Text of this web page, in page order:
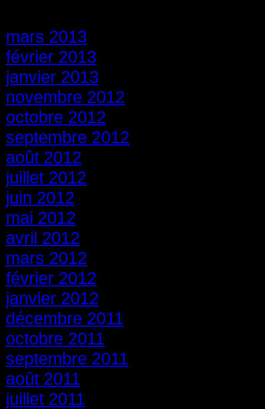
mars 2013
février 2013
janvier 2013
novembre 2012
octobre 2012
septembre 2012
août 2012
juillet 2012
juin 2012
mai 2012
avril 2012
mars 2012
février 2012
janvier 2012
décembre 2011
octobre 2011
septembre 2011
août 2011
juillet 2011